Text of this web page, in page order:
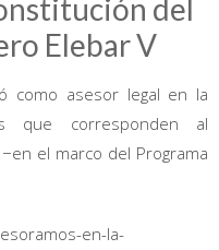
del
Elebar V
como asesor legal en la
que corresponden al
−en el marco del Programa
en-la-